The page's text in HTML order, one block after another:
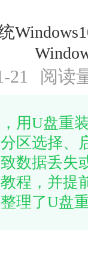
21 阅读
用U盘重
区选择、
数据丢失
程，并提
理了U盘